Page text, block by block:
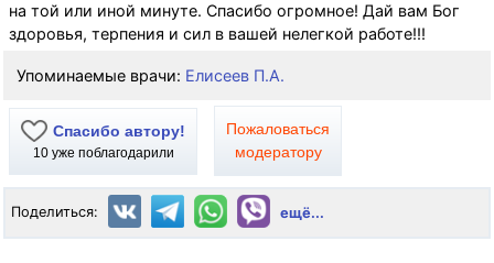
на той или иной минуте. Спасибо огромное! Дай вам Бог
здоровья, терпения и сил в вашей нелегкой работе!!!
Упоминаемые врачи: Елисеев П.А.
Спасибо автору!
10уже поблагодарили
Пожаловаться
модератору
Поделиться: ещё...